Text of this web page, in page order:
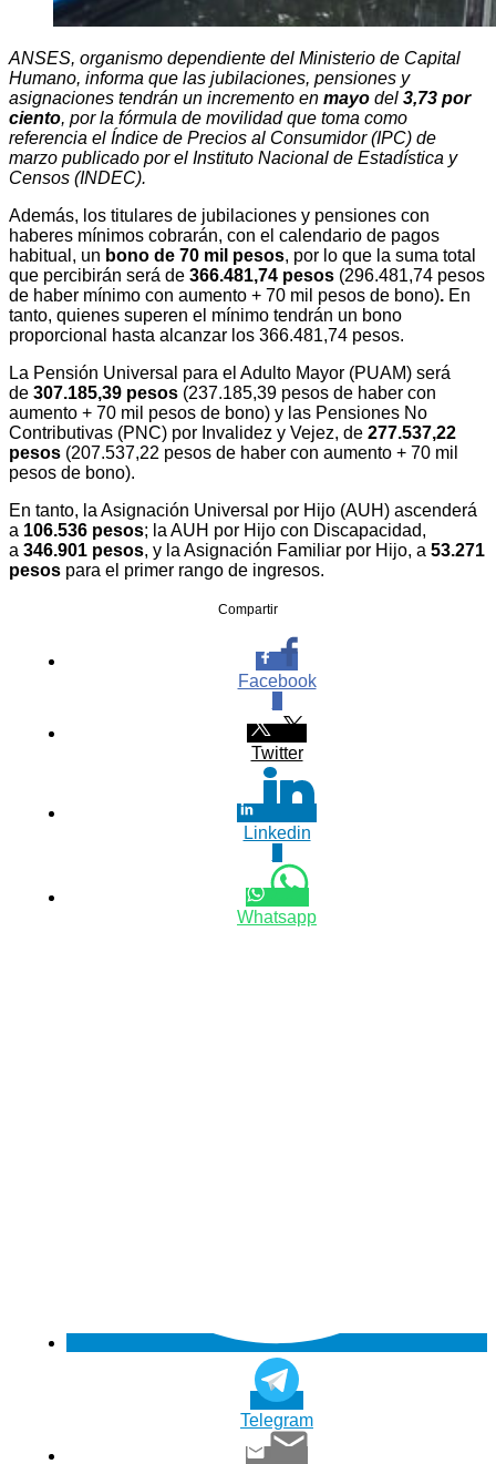
ANSES, organismo dependiente del Ministerio de Capital
Humano, informa que las jubilaciones, pensiones y
asignaciones tendrán un incremento en mayo del 3,73 por
ciento, por la fórmula de movilidad que toma como
referencia el Índice de Precios al Consumidor (IPC) de
marzo publicado por el Instituto Nacional de Estadística y
Censos (INDEC).
Además, los titulares de jubilaciones y pensiones con
haberes mínimos cobrarán, con el calendario de pagos
habitual, un bono de 70 mil pesos, por lo que la suma total
que percibirán será de 366.481,74 pesos (296.481,74 pesos
de haber mínimo con aumento + 70 mil pesos de bono). En
tanto, quienes superen el mínimo tendrán un bono
proporcional hasta alcanzar los 366.481,74 pesos.
La Pensión Universal para el Adulto Mayor (PUAM) será
de 307.185,39 pesos (237.185,39 pesos de haber con
aumento + 70 mil pesos de bono) y las Pensiones No
Contributivas (PNC) por Invalidez y Vejez, de 277.537,22
pesos (207.537,22 pesos de haber con aumento + 70 mil
pesos de bono).
En tanto, la Asignación Universal por Hijo (AUH) ascenderá
a 106.536 pesos; la AUH por Hijo con Discapacidad,
a 346.901 pesos, y la Asignación Familiar por Hijo, a 53.271
pesos para el primer rango de ingresos.
Compartir
Facebook
Twitter
Linkedin
Whatsapp
Telegram